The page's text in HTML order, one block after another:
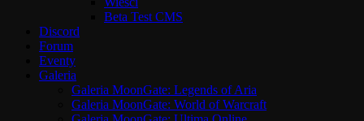
Beta Test CMS
Discord
Forum
Eventy
Galeria
Galeria MoonGate: Legends of Aria
Galeria MoonGate: World of Warcraft